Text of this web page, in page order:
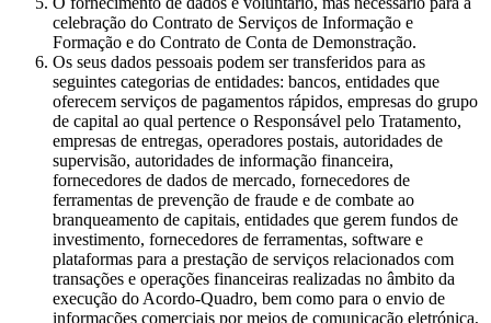
celebração do Contrato de Serviços de Informação e
Formação e do Contrato de Conta de Demonstração.
Os seus dados pessoais podem ser transferidos para as
seguintes categorias de entidades: bancos, entidades que
oferecem serviços de pagamentos rápidos, empresas do grupo
de capital ao qual pertence o Responsável pelo Tratamento,
empresas de entregas, operadores postais, autoridades de
supervisão, autoridades de informação financeira,
fornecedores de dados de mercado, fornecedores de
ferramentas de prevenção de fraude e de combate ao
branqueamento de capitais, entidades que gerem fundos de
investimento, fornecedores de ferramentas, software e
plataformas para a prestação de serviços relacionados com
transações e operações financeiras realizadas no âmbito da
execução do Acordo-Quadro, bem como para o envio de
informações comerciais por meios de comunicação eletrónica,